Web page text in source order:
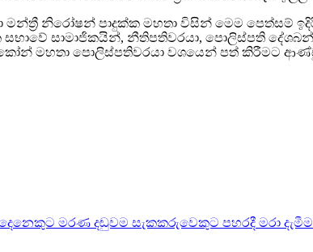
මන්ත්‍රී නිරෝෂන් පාදුක්ක මහතා විසින් මෙම පෙත්සම්
සාමාජිකයින්, නීතිපතිවරයා, පොලිස්පති
මහතා පොලිස්පතිවරයා වශයෙන් පත් කිරීමට
සැකකරුවෙකුට පහරදී මරා